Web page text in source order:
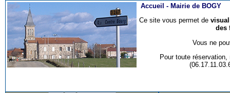
Accueil - Mairie de BOGY
Ce site vous permet de
des
Vous ne
Pour toute